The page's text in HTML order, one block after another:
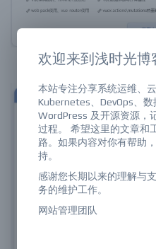
欢迎来到浅时光博
本站专注分享系统运维、云
Kubernetes、DevOps、数
WordPress 及开源资源，
过程。 希望这里的文章和
路。如果内容对你有帮助
持。
感谢您长期以来的理解与
务的维护工作。
网站管理团队